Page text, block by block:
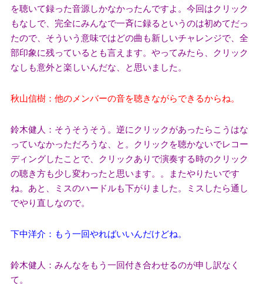
を聴いて録った音源しかなかったんですよ。今回はクリック
もなしで、完全にみんなで一斉に録るというのは初めてだっ
たので、そういう意味ではどの曲も新しいチャレンジで、全
部印象に残っているとも言えます。やってみたら、クリック
なしも意外と楽しいんだな、と思いました。
秋山信樹：他のメンバーの音を聴きながらできるからね。
鈴木健人：そうそうそう。逆にクリックがあったらこうはな
っていなかっただろうな、と。クリックを聴かないでレコー
ディングしたことで、クリックありで演奏する時のクリック
の聴き方も少し変わったと思います。。またやりたいです
ね。あと、ミスのハードルも下がりました。ミスしたら通し
でやり直しなので。
下中洋介：もう一回やればいいんだけどね。
鈴木健人：みんなをもう一回付き合わせるのが申し訳なく
て。